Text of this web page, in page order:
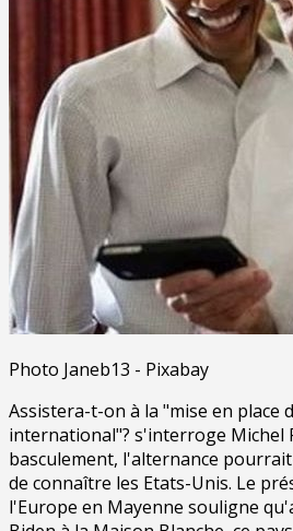
Photo Janeb13 - Pixabay
Assistera-t-on à la "mise en place
international"? s'interroge Michel
basculement, l'alternance
de connaître les Etats-Unis. Le
l'Europe en Mayenne souligne